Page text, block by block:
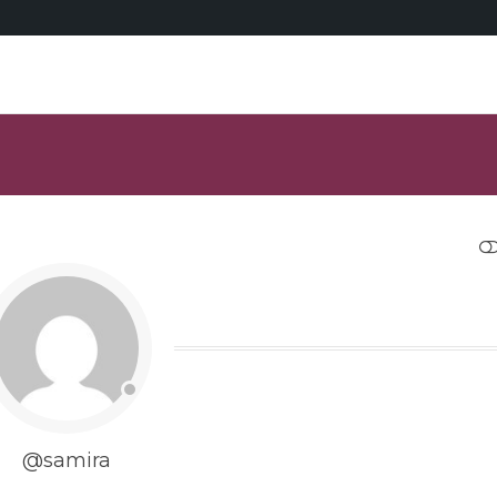
@samira